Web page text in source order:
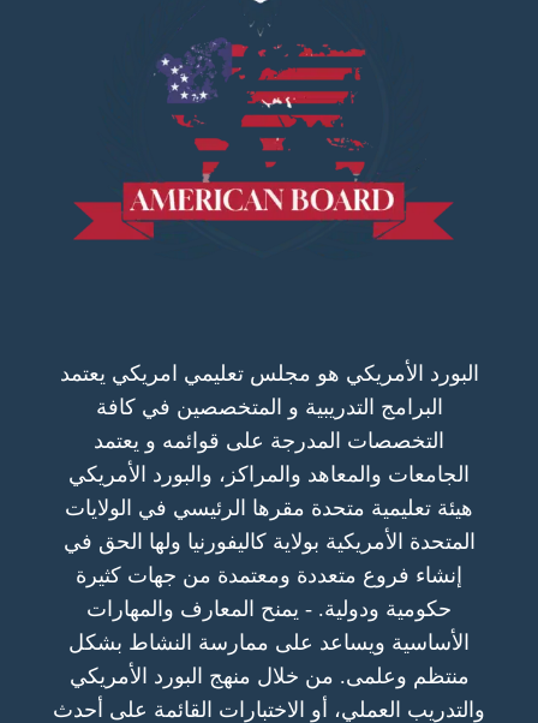
البورد الأمريكي هو مجلس تعليمي امريكي يعتمد
البرامج التدريبية و المتخصصين في كافة
التخصصات المدرجة على قوائمه و يعتمد
الجامعات والمعاهد والمراكز، والبورد الأمريكي
هيئة تعليمية متحدة مقرها الرئيسي في الولايات
المتحدة الأمريكية بولاية كاليفورنيا ولها الحق في
إنشاء فروع متعددة ومعتمدة من جهات كثيرة
حكومية ودولية. - يمنح المعارف والمهارات
الأساسية ويساعد على ممارسة النشاط بشكل
منتظم وعلمى. من خلال منهج البورد الأمريكي
والتدريب العملي، أو الاختبارات القائمة على أحدث